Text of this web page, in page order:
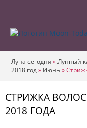
Луна сегодня »Лунный
2018 год» Июнь»
СТРИЖКА
2018 ГОДА